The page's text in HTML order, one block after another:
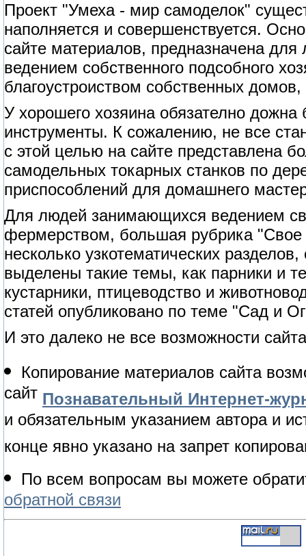
Проект "Умеха - мир самоделок"
наполняется и совершенствуется.
сайте материалов, предназначена
ведением собственного подсобного
благоустроиством собственных
У хорошего хозяина обязателно
инструменты. К сожалению, не все
с этой целью на сайте представлена
самодельных токарных станков по
приспособлений для домашнего
Для людей занимающихся ведением
фермерством, большая рубрика "Свое
несколько узкотематических
выделены такие темы, как парники и
кустарники, птицеводство и
статей опубликовано по теме "Сад и
И это далеко не все возможности
Копирование материалов сайта
сайт Познавательный Интернет-
и обязательным указанием автора и
конце явно указано на запрет
По всем вопросам вы можете
обратной связи